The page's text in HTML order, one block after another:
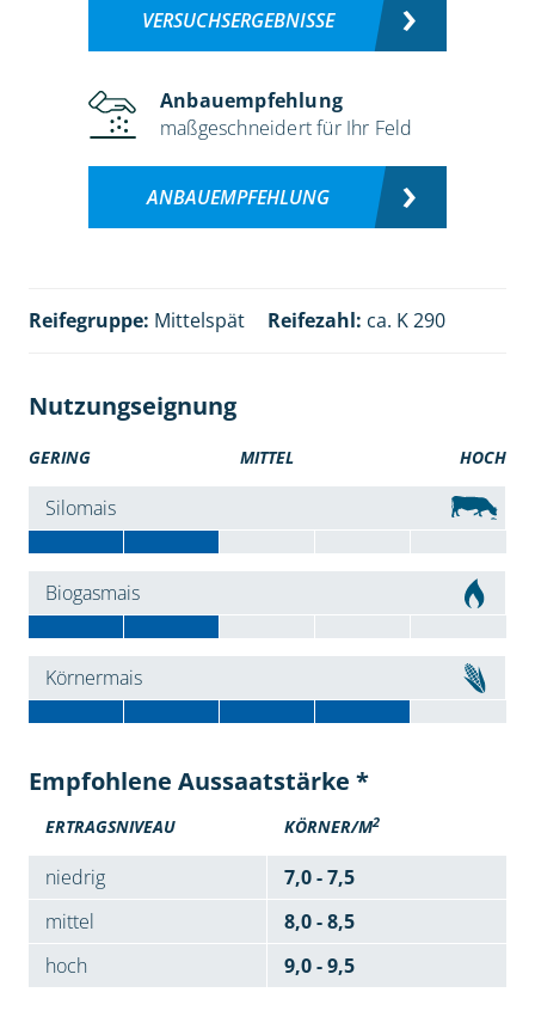
VERSUCHSERGEBNISSE
Anbauempfehlung
maßgeschneidert für Ihr Feld
ANBAUEMPFEHLUNG
Reifegruppe: Mittelspät Reifezahl: ca. K 290
Nutzungseignung
GERING MITTEL HOCH
Silomais
Biogasmais
Körnermais
Empfohlene Aussaatstärke *
ERTRAGSNIVEAU KÖRNER/M2
niedrig
7,0 - 7,5
mittel
8,0 - 8,5
hoch
9,0 - 9,5